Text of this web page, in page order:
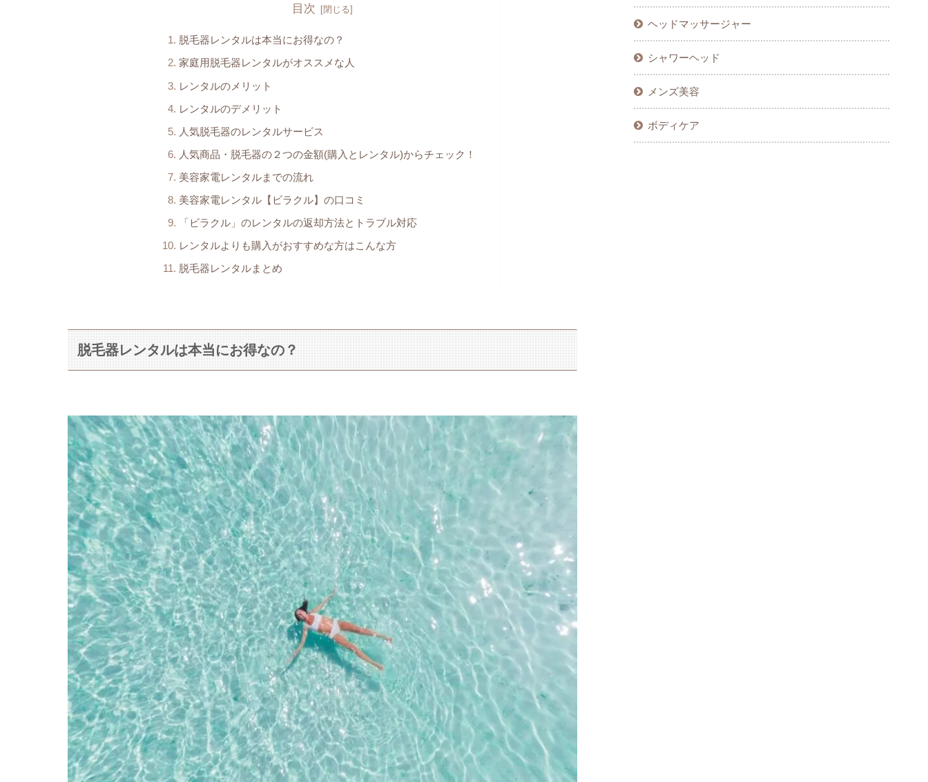
目次
脱毛器レンタルは本当にお得なの？
家庭用脱毛器レンタルがオススメな人
レンタルのメリット
レンタルのデメリット
人気脱毛器のレンタルサービス
人気商品・脱毛器の２つの金額(購入とレンタル)からチェック！
美容家電レンタルまでの流れ
美容家電レンタル【ビラクル】の口コミ
「ビラクル」のレンタルの返却方法とトラブル対応
レンタルよりも購入がおすすめな方はこんな方
脱毛器レンタルまとめ
脱毛器レンタルは本当にお得なの？
ヘッドマッサージャー
シャワーヘッド
メンズ美容
ボディケア